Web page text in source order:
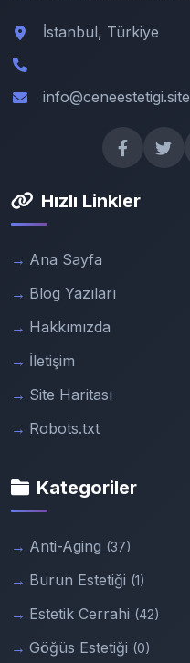
İstanbul, Türkiye
info@ceneestetigi.site
Hızlı Linkler
Ana Sayfa
Blog Yazıları
Hakkımızda
İletişim
Site Haritası
Robots.txt
Kategoriler
Anti-Aging (37)
Burun Estetiği (1)
Estetik Cerrahi (42)
Göğüs Estetiği (0)